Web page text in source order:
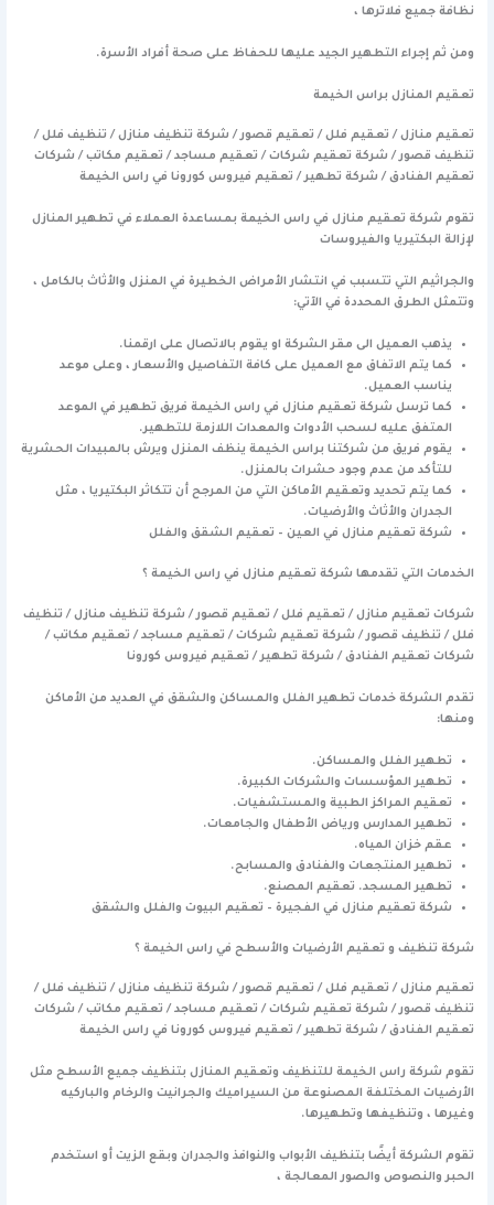
نظافة جميع فلاترها ،
ومن ثم إجراء التطهير الجيد عليها للحفاظ على صحة أفراد الأسرة.
تعقيم المنازل براس الخيمة
تعقيم منازل / تعقيم فلل / تعقيم قصور / شركة تنظيف منازل / تنظيف فلل /
تنظيف قصور / شركة تعقيم شركات / تعقيم مساجد / تعقيم مكاتب / شركات
تعقيم الفنادق / شركة تطهير / تعقيم فيروس كورونا في راس الخيمة
تقوم شركة تعقيم منازل في راس الخيمة بمساعدة العملاء في تطهير المنازل
لإزالة البكتيريا والفيروسات
والجراثيم التي تتسبب في انتشار الأمراض الخطيرة في المنزل والأثاث بالكامل ،
وتتمثل الطرق المحددة في الآتي:
يذهب العميل الى مقر الشركة او يقوم بالاتصال على ارقمنا.
كما يتم الاتفاق مع العميل على كافة التفاصيل والأسعار ، وعلى موعد
يناسب العميل.
كما ترسل شركة تعقيم منازل في راس الخيمة فريق تطهير في الموعد
المتفق عليه لسحب الأدوات والمعدات اللازمة للتطهير.
يقوم فريق من شركتنا براس الخيمة ينظف المنزل ويرش بالمبيدات الحشرية
للتأكد من عدم وجود حشرات بالمنزل.
كما يتم تحديد وتعقيم الأماكن التي من المرجح أن تتكاثر البكتيريا ، مثل
الجدران والأثاث والأرضيات.
شركة تعقيم منازل في العين – تعقيم الشقق والفلل
الخدمات التي تقدمها شركة تعقيم منازل في راس الخيمة ؟
شركات تعقيم منازل / تعقيم فلل / تعقيم قصور / شركة تنظيف منازل / تنظيف
فلل / تنظيف قصور / شركة تعقيم شركات / تعقيم مساجد / تعقيم مكاتب /
شركات تعقيم الفنادق / شركة تطهير / تعقيم فيروس كورونا
تقدم الشركة خدمات تطهير الفلل والمساكن والشقق في العديد من الأماكن
ومنها:
تطهير الفلل والمساكن.
تطهير المؤسسات والشركات الكبيرة.
تعقيم المراكز الطبية والمستشفيات.
تطهير المدارس ورياض الأطفال والجامعات.
عقم خزان المياه.
تطهير المنتجعات والفنادق والمسابح.
تطهير المسجد. تعقيم المصنع.
شركة تعقيم منازل في الفجيرة – تعقيم البيوت والفلل والشقق
شركة تنظيف و تعقيم الأرضيات والأسطح في راس الخيمة ؟
تعقيم منازل / تعقيم فلل / تعقيم قصور / شركة تنظيف منازل / تنظيف فلل /
تنظيف قصور / شركة تعقيم شركات / تعقيم مساجد / تعقيم مكاتب / شركات
تعقيم الفنادق / شركة تطهير / تعقيم فيروس كورونا في راس الخيمة
تقوم شركة راس الخيمة للتنظيف وتعقيم المنازل بتنظيف جميع الأسطح مثل
الأرضيات المختلفة المصنوعة من السيراميك والجرانيت والرخام والباركيه
وغيرها ، وتنظيفها وتطهيرها.
تقوم الشركة أيضًا بتنظيف الأبواب والنوافذ والجدران وبقع الزيت أو استخدم
الحبر والنصوص والصور المعالجة ،